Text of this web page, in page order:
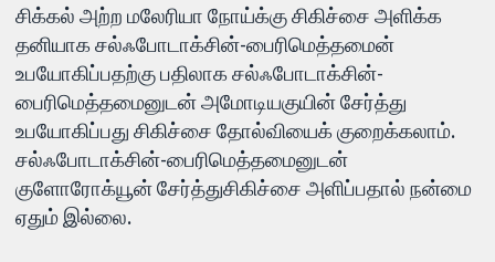
சிக்கல் அற்ற மலேரியா நோய்க்கு சிகிச்சை அளிக்க
தனியாக சல்ஃபோடாக்சின்-பைரிமெத்தமைன்
உபயோகிப்பதற்கு பதிலாக சல்ஃபோடாக்சின்-
பைரிமெத்தமைனுடன் அமோடியகுயின் சேர்த்து
உபயோகிப்பது சிகிச்சை தோல்வியைக் குறைக்கலாம்.
சல்ஃபோடாக்சின்-பைரிமெத்தமைனுடன்
குளோரோக்யூன் சேர்த்துசிகிச்சை அளிப்பதால் நன்மை
ஏதும் இல்லை.